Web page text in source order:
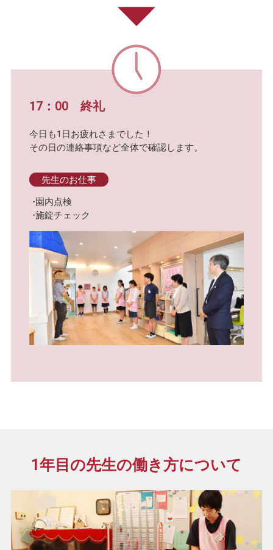
17：00 終礼
今日も1日お疲れさまでした！
その日の連絡事項など全体で確認します。
先生のお仕事
園内点検
施錠チェック
1年目の先生の働き方について